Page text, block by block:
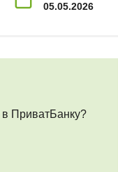
05.05.2026
в ПриватБанку?